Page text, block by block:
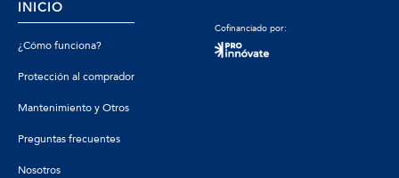
INICIO
¿Cómo funciona?
Protección al comprador
Mantenimiento y Otros
Preguntas frecuentes
Nosotros
Cofinanciado por: